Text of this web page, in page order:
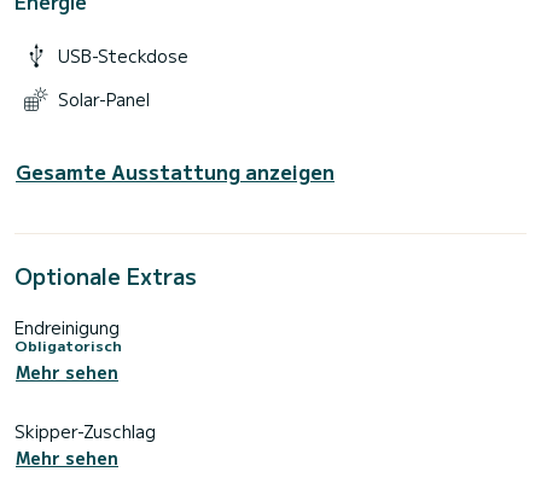
USB-Steckdose
Solar-Panel
Gesamte Ausstattung anzeigen
Optionale Extras
Endreinigung
Obligatorisch
Mehr sehen
Skipper-Zuschlag
Mehr sehen